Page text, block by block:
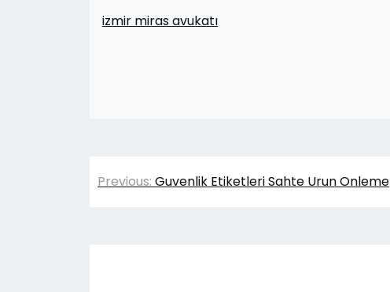
izmir miras avukatı
Yazı
Previous: Guvenlik Etiketleri Sahte Urun Onleme